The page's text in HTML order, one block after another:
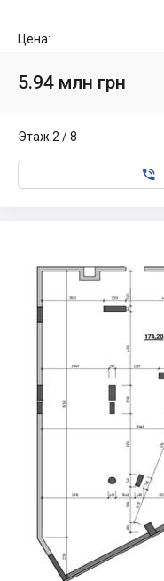
Цена:
5.94 млн грн
Этаж 2 / 8
